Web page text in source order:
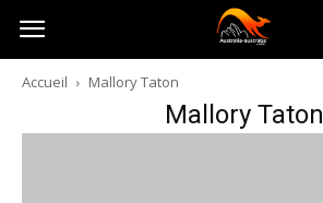
Australia-
australie.com
Accueil Mallory Taton
Mallory Taton